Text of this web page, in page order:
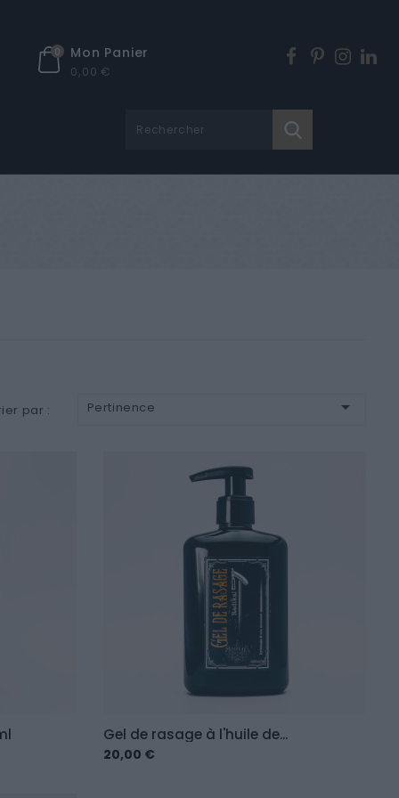
Mon Panier
0,00 €
0
par : Pertinence 
Gel de rasage à l'huile de...
20,00 €